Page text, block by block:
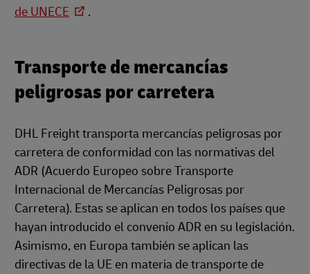
de UNECE
.
Transporte de mercancías
peligrosas por carretera
DHL Freight transporta mercancías peligrosas por
carretera de conformidad con las normativas del
ADR (Acuerdo Europeo sobre Transporte
Internacional de Mercancías Peligrosas por
Carretera). Estas se aplican en todos los países que
hayan introducido el convenio ADR en su legislación.
Asimismo, en Europa también se aplican las
directivas de la UE en materia de transporte de